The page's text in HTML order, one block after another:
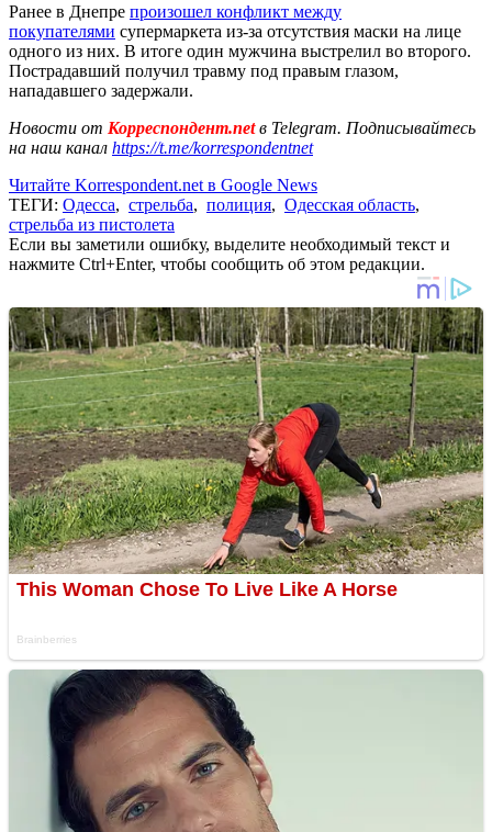
Ранее в Днепре произошел конфликт между
покупателями супермаркета из-за отсутствия маски на лице
одного из них. В итоге один мужчина выстрелил во второго.
Пострадавший получил травму под правым глазом,
нападавшего задержали.
Новости от Корреспондент.netв Telegram. Подписывайтесь
на наш канал https://t.me/korrespondentnet
Читайте Korrespondent.net в Google News
ТЕГИ: Одесса, стрельба, полиция, Одесская область,
стрельба из пистолета
Если вы заметили ошибку, выделите необходимый текст и
нажмите Ctrl+Enter, чтобы сообщить об этом редакции.